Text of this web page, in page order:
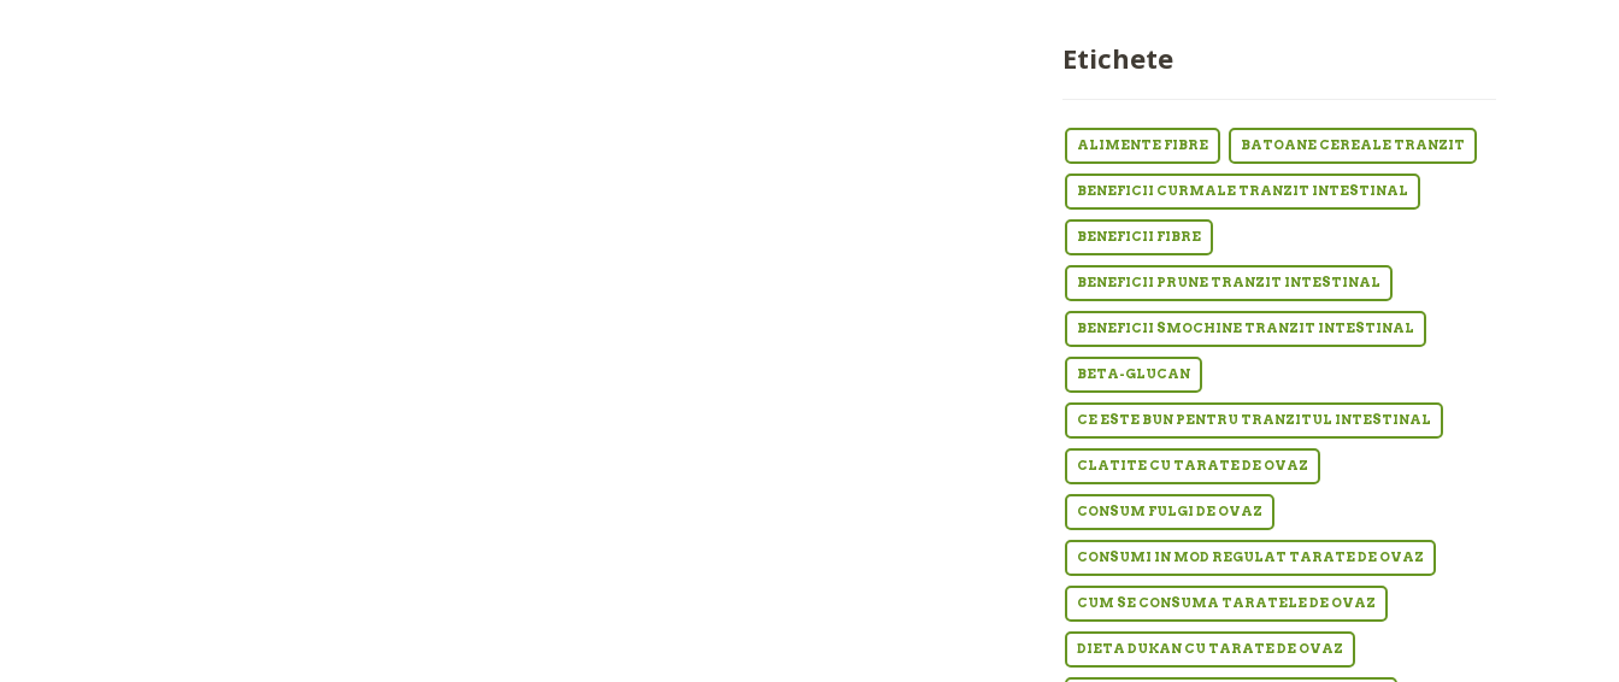
Etichete
ALIMENTE FIBRE BATOANE CEREALE TRANZIT
BENEFICII CURMALE TRANZIT INTESTINAL
BENEFICII FIBRE
BENEFICII PRUNE TRANZIT INTESTINAL
BENEFICII SMOCHINE TRANZIT INTESTINAL
BETA-GLUCAN
CE ESTE BUN PENTRU TRANZITUL INTESTINAL
CLATITE CU TARATE DE OVAZ
CONSUM FULGI DE OVAZ
CONSUMI IN MOD REGULAT TARATE DE OVAZ
CUM SE CONSUMA TARATELE DE OVAZ
DIETA DUKAN CU TARATE DE OVAZ